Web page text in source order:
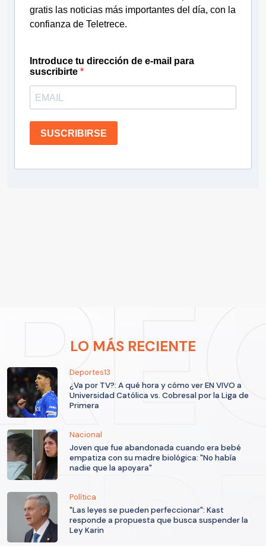
gratis las noticias más importantes del día, con la
confianza de Teletrece.
Introduce tu dirección de e-mail para
suscribirte
SUSCRIBIRSE
LO MÁS RECIENTE
Deportes13
¿Va por TV?: A qué hora y cómo ver EN VIVO a
Universidad Católica vs. Cobresal por la Liga de
Primera
Nacional
Joven que fue abandonada cuando era bebé
empatiza con su madre biológica: "No había
nadie que la apoyara"
Política
"Las leyes se pueden perfeccionar": Kast
responde a propuesta que busca suspender la
Ley Karin